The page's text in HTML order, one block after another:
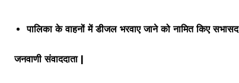
पालिका के वाहनों में डीजल भरवाए जाने को नामित किए सभासद
जनवाणी संवाददाता |